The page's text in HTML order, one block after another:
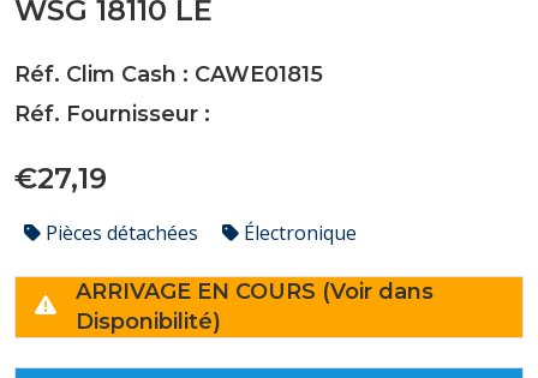
WSG 18110 LE
Réf. Clim Cash : CAWE01815
Réf. Fournisseur :
€27,19
Pièces détachées Électronique
ARRIVAGE EN COURS (Voir dans
Disponibilité)